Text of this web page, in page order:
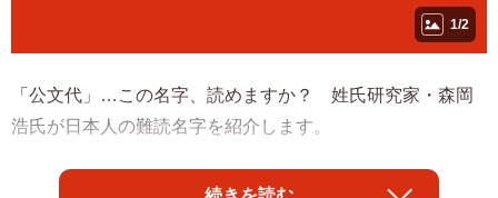
1/2
「公文代」…この名字、読めますか？ 姓氏研究家・森岡
浩氏が日本人の難読名字を紹介します。
◇ ◇